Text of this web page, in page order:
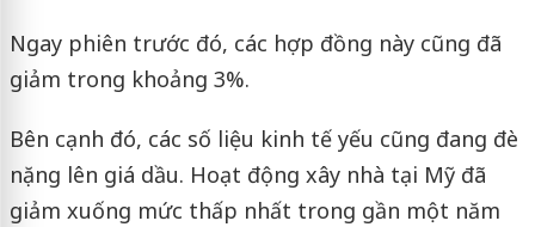
Ngay phiên trước đó, các hợp đồng này cũng đã
giảm trong khoảng 3%.
Bên cạnh đó, các số liệu kinh tế yếu cũng đang đè
nặng lên giá dầu. Hoạt động xây nhà tại Mỹ đã
giảm xuống mức thấp nhất trong gần một năm